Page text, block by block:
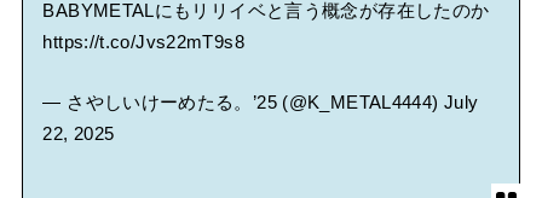
BABYMETALにもリリイベと言う概念が存在したのか
https://t.co/Jvs22mT9s8
— さやしいけーめたる。’25 (@K_METAL4444) July
22, 2025